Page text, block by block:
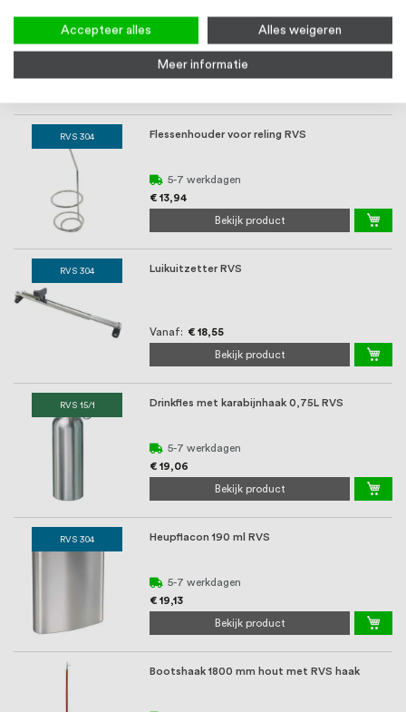
Vanaf € 4,16
RVS 304 Flessenhouder voor reling RVS
5-7 werkdagen
€ 13,94
Bekijk product
RVS 304 Luikuitzetter RVS
Vanaf € 18,55
Bekijk product
RVS 15/1 Drinkfles met karabijnhaak 0,75L RVS
5-7 werkdagen
€ 19,06
Bekijk product
RVS 304 Heupflacon 190 ml RVS
5-7 werkdagen
€ 19,13
Bekijk product
Bootshaak 1800 mm hout met RVS haak
Accepteer alles Alles weigeren
Meer informatie